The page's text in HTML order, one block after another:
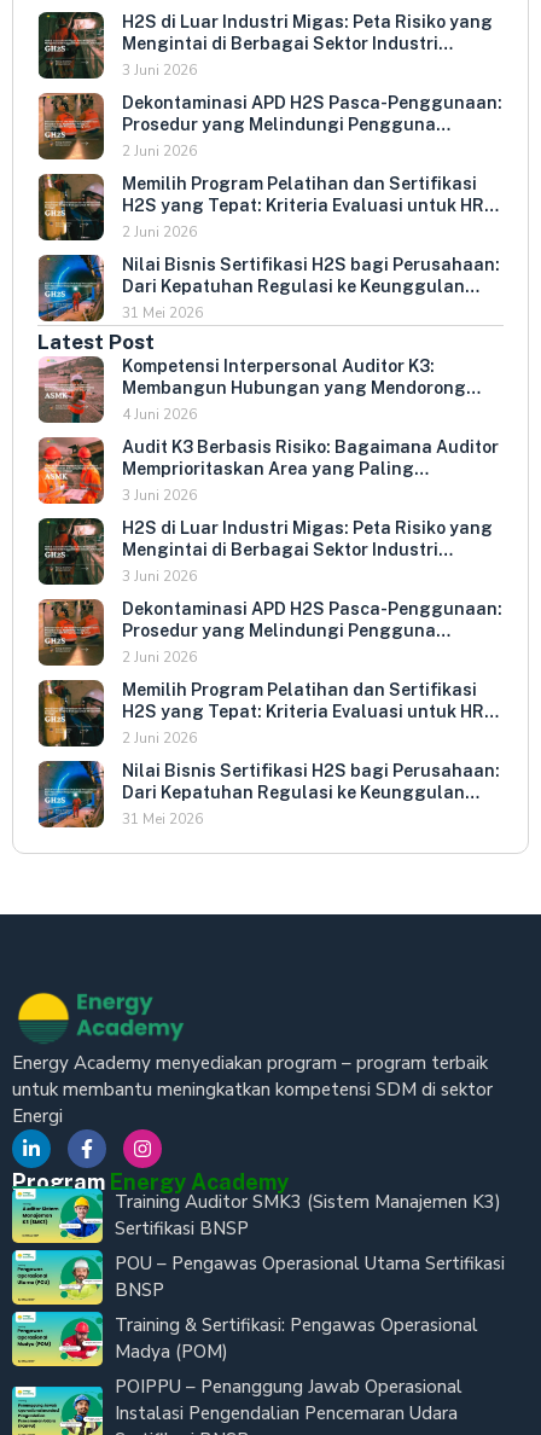
H2S di Luar Industri Migas: Peta Risiko yang
Mengintai di Berbagai Sektor Industri
Indonesia
3 Juni 2026
Dekontaminasi APD H2S Pasca-Penggunaan:
Prosedur yang Melindungi Pengguna
Berikutnya dan Memperpanjang Umur
2 Juni 2026
Memilih Program Pelatihan dan Sertifikasi
H2S yang Tepat: Kriteria Evaluasi untuk HR
dan HSE Manager
2 Juni 2026
Nilai Bisnis Sertifikasi H2S bagi Perusahaan:
Dari Kepatuhan Regulasi ke Keunggulan
Kompetitif
31 Mei 2026
Latest Post
Kompetensi Interpersonal Auditor K3:
Membangun Hubungan yang Mendorong
Keterbukaan dan Kepatuhan Sukarela
4 Juni 2026
Audit K3 Berbasis Risiko: Bagaimana Auditor
Memprioritaskan Area yang Paling
Menentukan Kepatuhan Perusahaan
3 Juni 2026
H2S di Luar Industri Migas: Peta Risiko yang
Mengintai di Berbagai Sektor Industri
Indonesia
3 Juni 2026
Dekontaminasi APD H2S Pasca-Penggunaan:
Prosedur yang Melindungi Pengguna
Berikutnya dan Memperpanjang Umur
2 Juni 2026
Memilih Program Pelatihan dan Sertifikasi
H2S yang Tepat: Kriteria Evaluasi untuk HR
dan HSE Manager
2 Juni 2026
Nilai Bisnis Sertifikasi H2S bagi Perusahaan:
Dari Kepatuhan Regulasi ke Keunggulan
Kompetitif
31 Mei 2026
Energy Academy menyediakan program – program terbaik
untuk membantu meningkatkan kompetensi SDM di sektor
Energi
Program Energy Academy
Training Auditor SMK3 (Sistem Manajemen K3)
Sertifikasi BNSP
POU – Pengawas Operasional Utama Sertifikasi
BNSP
Training & Sertifikasi: Pengawas Operasional
Madya (POM)
POIPPU – Penanggung Jawab Operasional
Instalasi Pengendalian Pencemaran Udara